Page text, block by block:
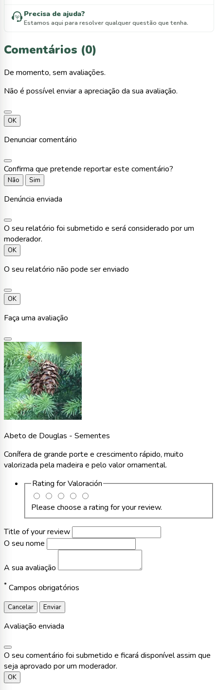
Precisa de ajuda?
Estamos aqui para resolver qualquer questão que tenha.
Comentários (0)
De momento, sem avaliações.
Não é possível enviar a apreciação da sua avaliação.
OK
Denunciar comentário
Confirma que pretende reportar este comentário?
Não Sim
Denúncia enviada
O seu relatório foi submetido e será considerado por um
moderador.
OK
O seu relatório não pode ser enviado
OK
Faça uma avaliação
Abeto de Douglas - Sementes
Conífera de grande porte e crescimento rápido, muito
valorizada pela madeira e pelo valor ornamental.
Rating forValoración
Please choose a rating for your review.
Title of your review
O seu nome
A sua avaliação
* Campos obrigatórios
Cancelar Enviar
Avaliação enviada
O seu comentário foi submetido e ficará disponível assim que
seja aprovado por um moderador.
OK